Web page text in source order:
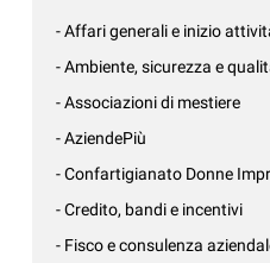
- Affari generali e inizio
- Ambiente, sicurezza e
- Associazioni di mestiere
- AziendePiù
- Confartigianato Donne
- Credito, bandi e incentivi
- Fisco e consulenza